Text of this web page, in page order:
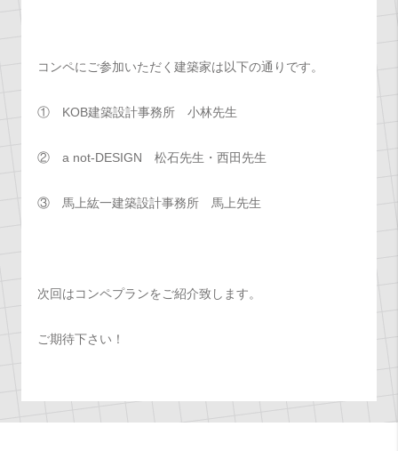
コンペにご参加いただく建築家は以下の通りです。
① KOB建築設計事務所 小林先生
② a not-DESIGN 松石先生・西田先生
③ 馬上紘一建築設計事務所 馬上先生
次回はコンペプランをご紹介致します。
ご期待下さい！